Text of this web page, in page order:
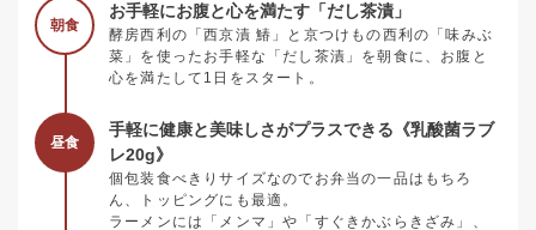
朝食
お手軽にお腹と心を満たす「だし茶漬」
酵房西利の「西京漬 鰆」と京つけもの西利の「味みぶ
菜」を使ったお手軽な「だし茶漬」を朝食に、お腹と
心を満たして1日をスタート。
昼食
手軽に健康と美味しさがプラスできる《乳酸菌ラブ
レ20g》
個包装食べきりサイズなのでお弁当の一品はもちろ
ん、トッピングにも最適。
ラーメンには「メンマ」や「すぐきかぶらきざみ」、